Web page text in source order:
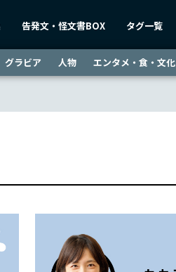
告発文・怪文書BOX タグ一覧
グラビア 人物 エンタメ・食・文化